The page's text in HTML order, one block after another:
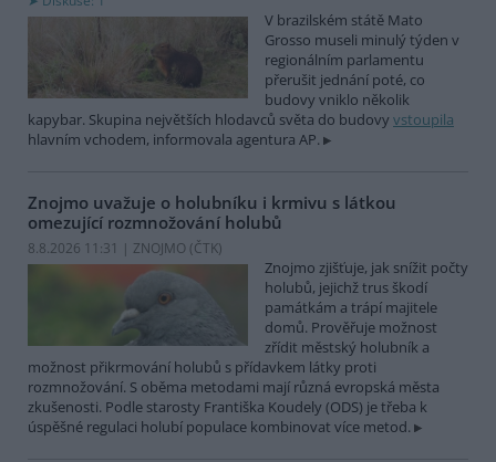
V brazilském státě Mato
Grosso museli minulý týden v
regionálním parlamentu
přerušit jednání poté, co
budovy vniklo několik
kapybar. Skupina největších hlodavců světa do budovy vstoupila
hlavním vchodem, informovala agentura AP.
Znojmo uvažuje o holubníku i krmivu s látkou
omezující rozmnožování holubů
8.8.2026 11:31 | ZNOJMO (ČTK)
Znojmo zjišťuje, jak snížit počty
holubů, jejichž trus škodí
památkám a trápí majitele
domů. Prověřuje možnost
zřídit městský holubník a
možnost přikrmování holubů s přídavkem látky proti
rozmnožování. S oběma metodami mají různá evropská města
zkušenosti. Podle starosty Františka Koudely (ODS) je třeba k
úspěšné regulaci holubí populace kombinovat více metod.